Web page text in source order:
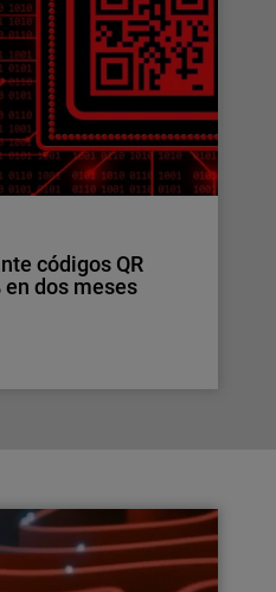
códigos QR
en dos meses